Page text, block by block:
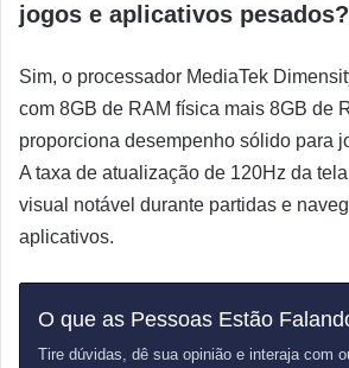
jogos e aplicativos pesados?
Sim, o processador MediaTek
com 8GB de RAM física mais 8GB de
proporciona desempenho sólido para
A taxa de atualização de 120Hz da
visual notável durante partidas e
aplicativos.
O que as Pessoas Estão
Tire dúvidas, dê sua opinião e interaja com